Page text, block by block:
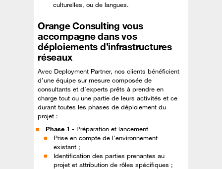
culturelles, ou de langues.
Orange Consulting vous
accompagne dans vos
déploiements d’infrastructures
réseaux
Avec Deployment Partner, nos clients bénéficient
d’une équipe sur mesure composée de
consultants et d’experts prêts à prendre en
charge tout ou une partie de leurs activités et ce
durant toutes les phases de déploiement du
projet :
Phase 1 - Préparation et lancement
Prise en compte de l’environnement
existant ;
Identification des parties prenantes au
projet et attribution de rôles spécifiques ;